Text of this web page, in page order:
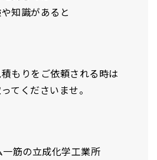
知識があると
もりをご依頼される時は
てくださいませ。
筋の立成化学工業所